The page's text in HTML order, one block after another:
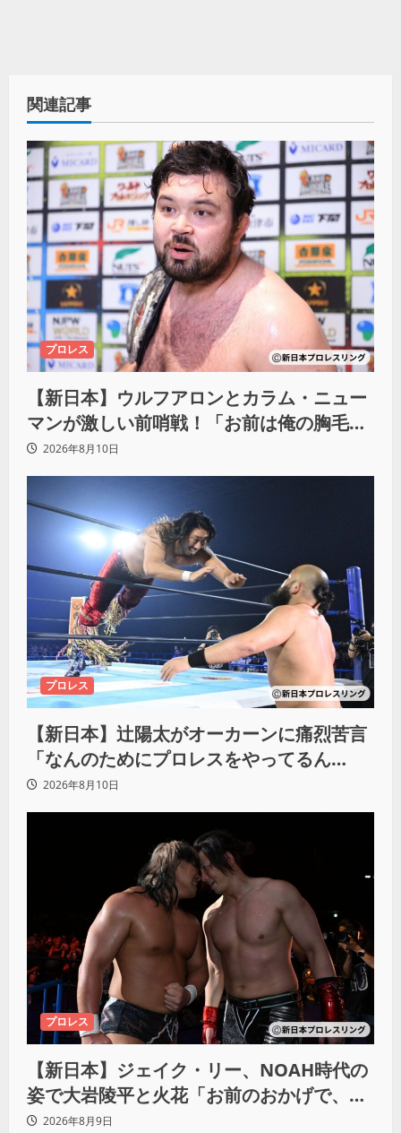
関連記事
プロレス
【新日本】ウルフアロンとカラム・ニュー
マンが激しい前哨戦！「お前は俺の胸毛に
カラム(絡む)小バエと一緒だ」
2026年8月10日
プロレス
【新日本】辻陽太がオーカーンに痛烈苦言
「なんのためにプロレスをやってるん
だ？」
2026年8月10日
プロレス
【新日本】ジェイク・リー、NOAH時代の
姿で大岩陵平と火花「お前のおかげで、忘
れてたもの思い出したわ」
2026年8月9日